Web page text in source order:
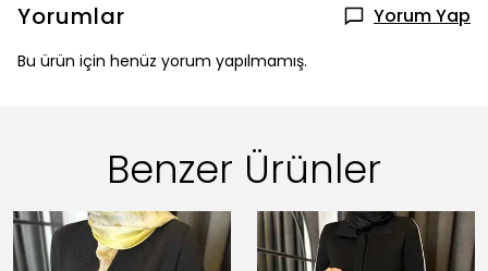
Yorumlar Yorum Yap
Bu ürün için henüz yorum yapılmamış.
Benzer Ürünler